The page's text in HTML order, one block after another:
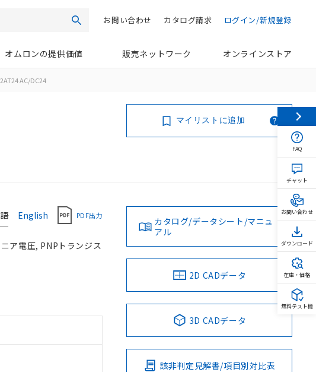
検索 ログイン/新規登録
カタログ請求
お問い合わせ
オムロンの提供価値 販売ネットワーク オンラインストア
AC/DC24
マイリストに追加
English PDF出力
ア電圧, PNPトランジス
カタログ/データシート/マニュ
アル
2D CADデータ
3D CADデータ
該非判定見解書/項目別対比表
FAQ
チャット
お問い合わせ
ダウンロード
在庫・価格
無料テスト機